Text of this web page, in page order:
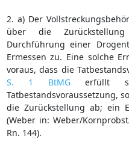
2. a) Der
über die
Durchführung einer
Ermessen zu. Eine solche
voraus, dass die
S. 1 BtMGerfüllt
Tatbestandsvoraussetzung,
die Zurückstellung ab; ein
(Weber in: Weber/
Rn. 144).